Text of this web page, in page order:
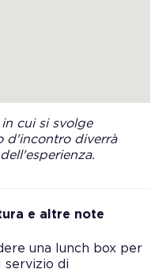
cui si svolge
d'incontro diverrà
e altre note
una lunch box per
servizio di